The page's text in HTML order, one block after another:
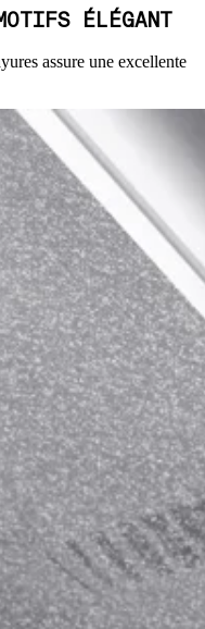
ÉLÉGANT
assure une excellente